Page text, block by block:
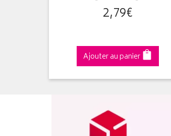
2,79€
Ajouter au panier